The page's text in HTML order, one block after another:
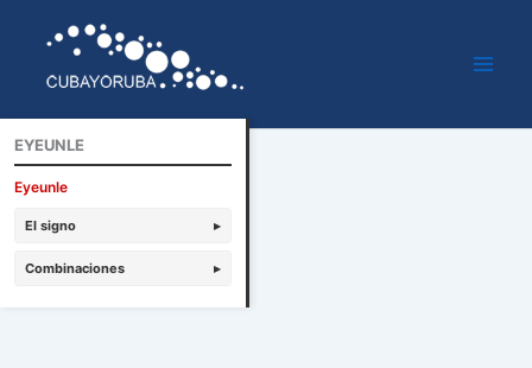
contenido
EYEUNLE
Eyeunle
El signo ▸
Combinaciones ▸